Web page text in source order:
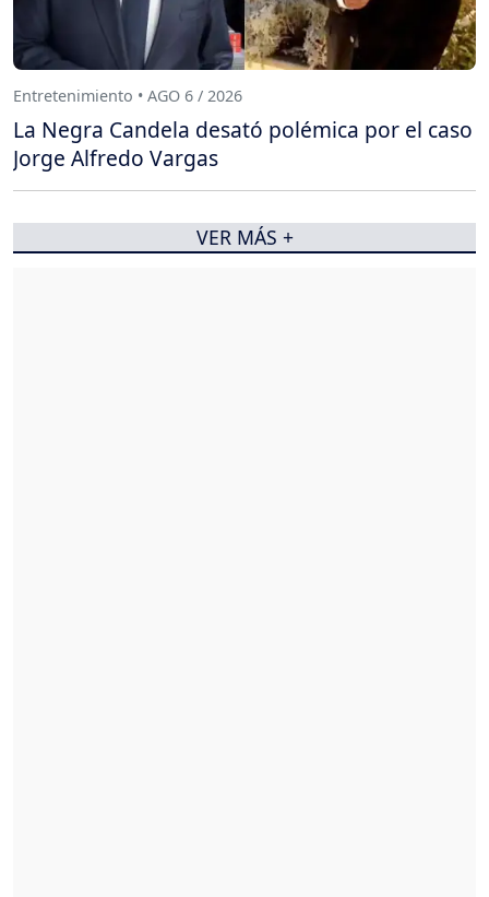
Entretenimiento • AGO 6 / 2026
La Negra Candela desató polémica por el caso
Jorge Alfredo Vargas
VER MÁS +